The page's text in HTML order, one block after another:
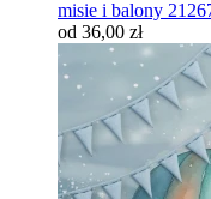
misie i balony
od 36,00 zł